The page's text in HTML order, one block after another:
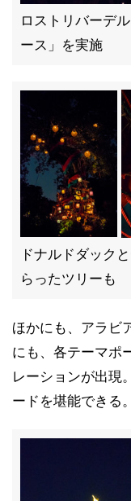
ロストリバーデ
ース」を実施
ドナルドダック
らったツリーも
ほかにも、アラビ
にも、各テーマポ
レーションが出現
ードを堪能できる。